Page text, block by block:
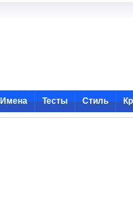
Имена Тесты Стиль